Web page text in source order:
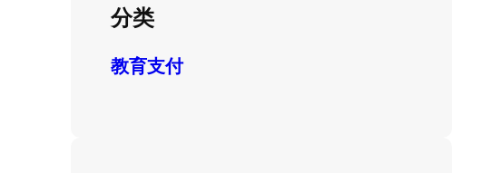
分类
教育支付